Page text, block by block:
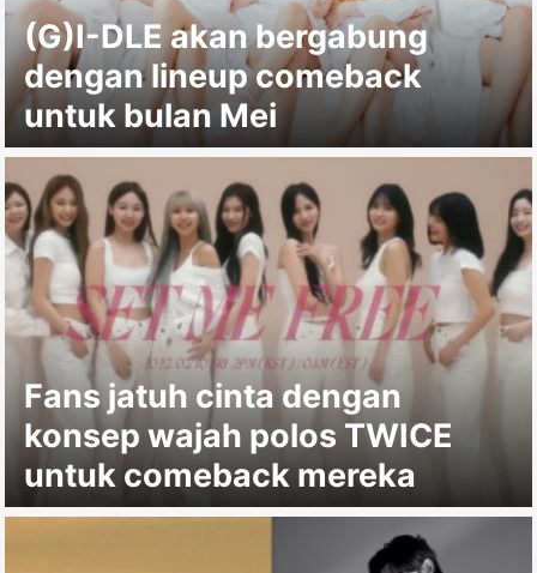
(G)I-DLE akan bergabung
dengan lineup comeback
untuk bulan Mei
Fans jatuh cinta dengan
konsep wajah polos TWICE
untuk comeback mereka